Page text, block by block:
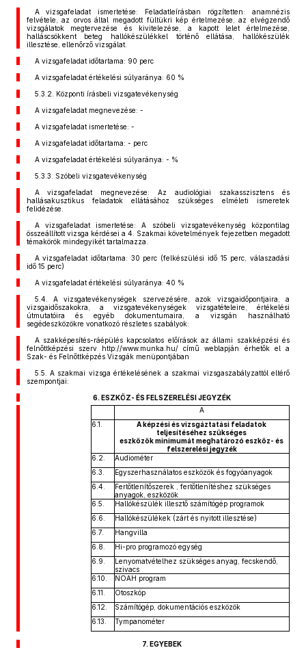
A vizsgafeladat ismertetése: Feladatleírásban rögzítetten: anamnézis
felvétele, az orvos által megadott fültükri kép értelmezése, az elvégzendő
vizsgálatok megtervezése és kivitelezése, a kapott lelet értelmezése,
halláscsökkent beteg hallókészülékkel történő ellátása, hallókészülék
illesztése, ellenőrző vizsgálat.
A vizsgafeladat időtartama: 90 perc
A vizsgafeladat értékelési súlyaránya: 60 %
5.3.2. Központi írásbeli vizsgatevékenység
A vizsgafeladat megnevezése: -
A vizsgafeladat ismertetése: -
A vizsgafeladat időtartama: - perc
A vizsgafeladat értékelési súlyaránya: - %
5.3.3. Szóbeli vizsgatevékenység
A vizsgafeladat megnevezése: Az audiológiai szakasszisztens és
hallásakusztikus feladatok ellátásához szükséges elméleti ismeretek
felidézése.
A vizsgafeladat ismertetése: A szóbeli vizsgatevékenység központilag
összeállított vizsga kérdései a 4. Szakmai követelmények fejezetben megadott
témakörök mindegyikét tartalmazza.
A vizsgafeladat időtartama: 30 perc (felkészülési idő 15 perc, válaszadási
idő 15 perc)
A vizsgafeladat értékelési súlyaránya: 40 %
5.4. A vizsgatevékenységek szervezésére, azok vizsgaidőpontjaira, a
vizsgaidőszakokra, a vizsgatevékenységek vizsgatételeire, értékelési
útmutatóira és egyéb dokumentumaira, a vizsgán használható
segédeszközökre vonatkozó részletes szabályok:
A szakképesítés-ráépülés kapcsolatos előírások az állami szakképzési és
felnőttképzési szerv http://www.munka.hu/ című weblapján érhetők el a
Szak- és Felnőttképzés Vizsgák menüpontjában
5.5. A szakmai vizsga értékelésének a szakmai vizsgaszabályzattól eltérő
szempontjai:
6. ESZKÖZ- ÉS FELSZERELÉSI JEGYZÉK
A
6.1.
A képzési és vizsgáztatási feladatok
teljesítéséhez szükséges
eszközök minimumát meghatározó eszköz- és
felszerelési jegyzék
6.2.
Audiométer
6.3.
Egyszerhasználatos eszközök és fogyóanyagok
6.4.
Fertőtlenítőszerek , fertőtlenítéshez szükséges
anyagok, eszközök
6.5.
Hallókészülék illesztő számítógép programok
6.6.
Hallókészülékek (zárt és nyitott illesztése)
6.7.
Hangvilla
6.8.
Hi-pro programozó egység
6.9.
Lenyomatvételhez szükséges anyag, fecskendő,
szivacs
6.10.
NOAH program
6.11.
Otoszkóp
6.12.
Számítógép, dokumentációs eszközök
6.13.
Tympanométer
7. EGYEBEK